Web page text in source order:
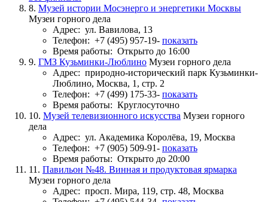
8. Музей истории Мосэнерго и энергетики Москвы
Музеи горного дела
Адрес: ул. Вавилова, 13
Телефон: +7 (495) 957-19- показать
Время работы: Открыто до 16:00
9. ГМЗ Кузьминки-Люблино Музеи горного дела
Адрес: природно-исторический парк Кузьминки-
Люблино, Москва, 1, стр. 2
Телефон: +7 (499) 175-33- показать
Время работы: Круглосуточно
10. Музей телевизионного искусства Музеи горного
дела
Адрес: ул. Академика Королёва, 19, Москва
Телефон: +7 (905) 509-91- показать
Время работы: Открыто до 20:00
11. Павильон №48. Винная и продуктовая ярмарка
Музеи горного дела
Адрес: просп. Мира, 119, стр. 48, Москва